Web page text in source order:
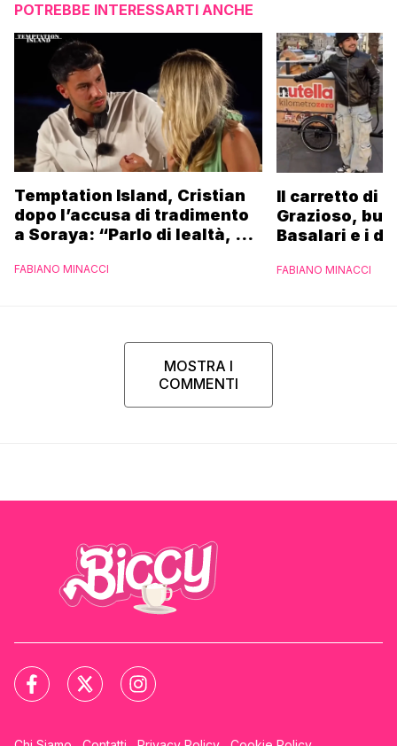
POTREBBE INTERESSARTI ANCHE
Temptation Island, Cristian
dopo l’accusa di tradimento
a Soraya: “Parlo di lealtà, ma
FABIANO MINACCI
Il carretto di
Grazioso,
Basalari e i
Ferrero”
FABIANO MINACCI
MOSTRA I
COMMENTI